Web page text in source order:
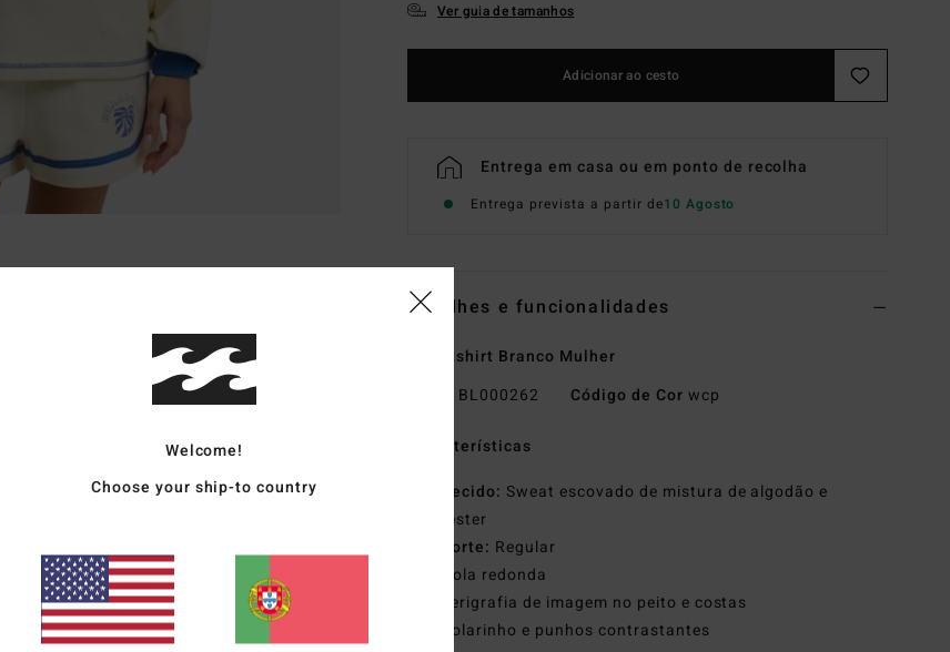
Ver guia de tamanhos
Adicionar ao cesto
Entrega em casa ou em ponto de recolha
Entrega prevista a partir de10 Agosto
Detalhes e funcionalidades
Sweatshirt Branco Mulher
BL000262 Código de Cor wcp
Características
Tecido: Sweat escovado de mistura de algodão e
poliéster
Corte: Regular
Gola redonda
Serigrafia de imagem no peito e costas
Colarinho e punhos contrastantes
Welcome!
Choose your ship-to country